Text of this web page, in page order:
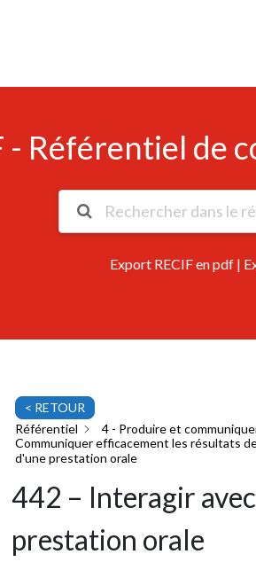
- Référentiel de
Export RECIF en pdf|
< RETOUR
Référentiel
4 - Produire et
Communiquer efficacement les résultats
d'une prestation orale
442 – Interagir
prestation orale